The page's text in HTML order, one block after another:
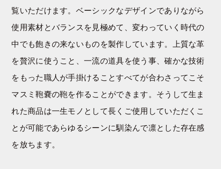
覧いただけます。ベーシックなデザインでありながら
使用素材とバランスを見極めて、変わっていく時代の
中でも飽きの来ないものを製作しています。上質な革
を贅沢に使うこと、一流の道具を使う事、確かな技術
をもった職人が手掛けることすべてが合わさってこそ
マスミ鞄嚢の鞄を作ることができます。そうして生ま
れた商品は一生モノとして長くご使用していただくこ
とが可能であらゆるシーンに馴染んで凛とした存在感
を放ちます。